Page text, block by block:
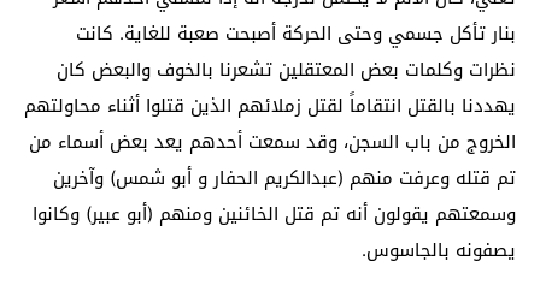
بنار تأكل جسمي وحتى الحركة أصبحت صعبة للغاية. كانت
نظرات وكلمات بعض المعتقلين تشعرنا بالخوف والبعض كان
يهددنا بالقتل انتقاماً لقتل زملائهم الذين قتلوا أثناء محاولتهم
الخروج من باب السجن، وقد سمعت أحدهم يعد بعض أسماء من
تم قتله وعرفت منهم (عبدالكريم الحفار و أبو شمس) وآخرين
وسمعتهم يقولون أنه تم قتل الخائنين ومنهم (أبو عبير) وكانوا
يصفونه بالجاسوس.